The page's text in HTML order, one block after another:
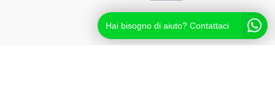
Hai bisogno di aiuto? Contattaci